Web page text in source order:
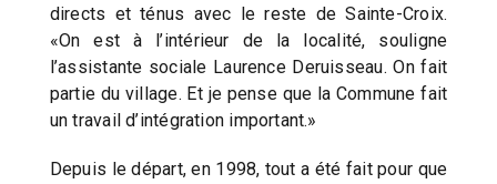
directs et ténus avec le reste de Sainte-Croix.
«On est à l’intérieur de la localité, souligne
l’assistante sociale Laurence Deruisseau. On fait
partie du village. Et je pense que la Commune fait
un travail d’intégration important.»
Depuis le départ, en 1998, tout a été fait pour que